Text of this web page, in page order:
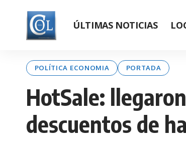
ÚLTIMAS NOTICIAS
POLÍTICA ECONOMIA PORTADA
HotSale:
descuentos de